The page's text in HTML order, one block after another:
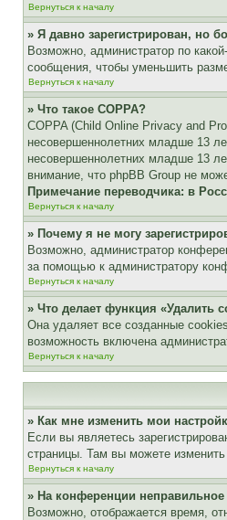
Вернуться к началу
» Я давно зарегистрирован, но
Возможно, администратор по
сообщения, чтобы уменьшить
Вернуться к началу
» Что такое COPPA?
COPPA (Child Online Privacy and
несовершеннолетних младше 13
несовершеннолетних младше 13
внимание, что phpBB Group не
Примечание переводчика: в
Вернуться к началу
» Почему я не могу
Возможно, администратор
за помощью к администратору
Вернуться к началу
» Что делает функция «Удалить
Она удаляет все созданные
возможность включена
Вернуться к началу
» Как мне изменить мои
Если вы являетесь
страницы. Там вы можете изменить
Вернуться к началу
» На конференции
Возможно, отображается время,